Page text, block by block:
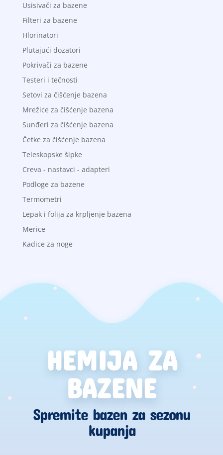
Usisivači za bazene
Filteri za bazene
Hlorinatori
Plutajući dozatori
Pokrivači za bazene
Testeri i tečnosti
Setovi za čišćenje bazena
Mrežice za čišćenje bazena
Sunđeri za čišćenje bazena
Četke za čišćenje bazena
Teleskopske šipke
Creva - nastavci - adapteri
Podloge za bazene
Termometri
Lepak i folija za krpljenje bazena
Merice
Kadice za noge
HEMIJA ZA
BAZENE
Spremite bazen za sezonu
kupanja